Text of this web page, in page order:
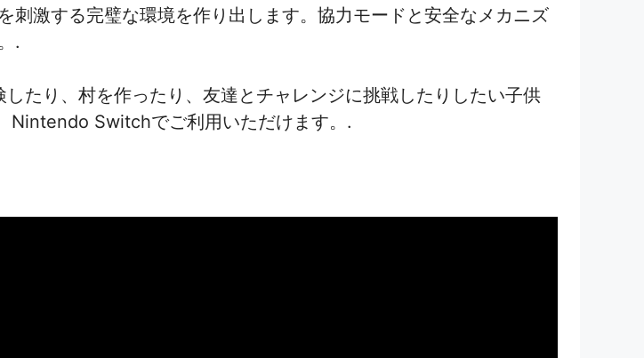
刺激する完璧な環境を作り出します。協力モードと安全なメカニズ
.
たり、村を作ったり、友達とチャレンジに挑戦したりしたい子供
Nintendo Switchでご利用いただけます。.